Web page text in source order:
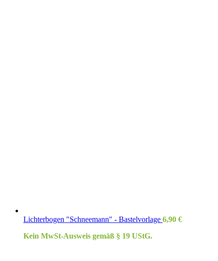
Lichterbogen "Schneemann" - Bastelvorlage 6,90 €
Kein MwSt-Ausweis gemäß § 19 UStG.